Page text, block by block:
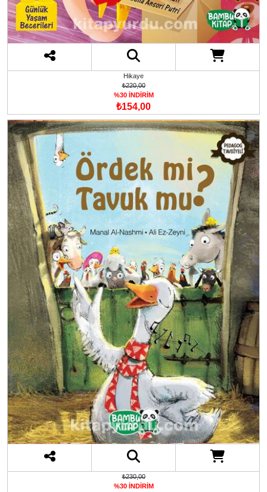
Hikaye
₺220,00
%30 İNDİRİM
₺154,00
₺230,00
%30 İNDİRİM